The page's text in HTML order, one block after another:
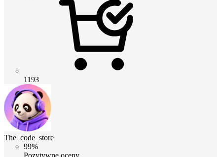
1193
The_code_store
99%
Pozytywne oceny